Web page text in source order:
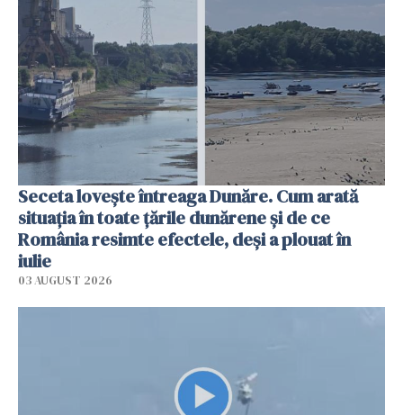
Seceta lovește întreaga Dunăre. Cum arată
situația în toate țările dunărene și de ce
România resimte efectele, deși a plouat în
iulie
03 AUGUST 2026